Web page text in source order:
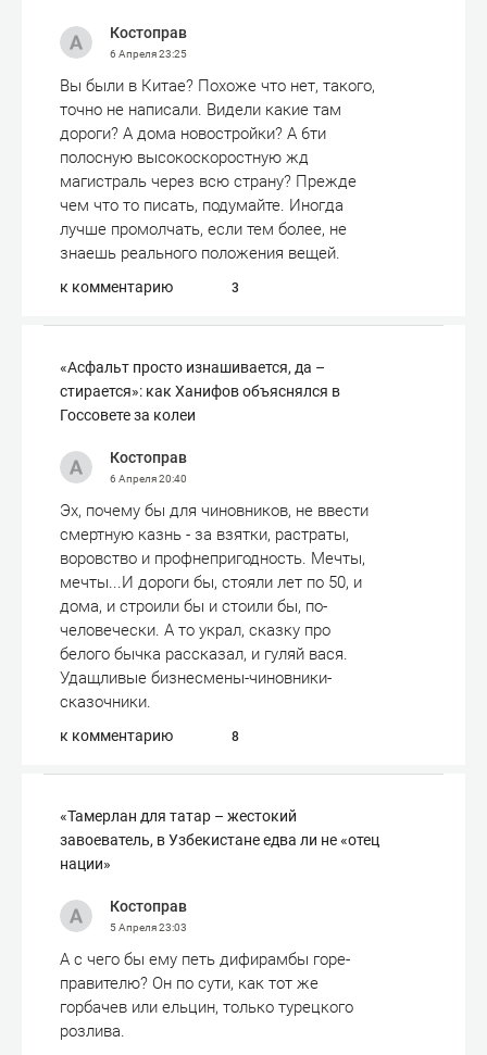
Костоправ
6 Апреля23:25
Вы были в Китае? Похоже что нет, такого,
точно не написали. Видели какие там
дороги? А дома новостройки? А 6ти
полосную высокоскоростную жд
магистраль через всю страну? Прежде
чем что то писать, подумайте. Иногда
лучше промолчать, если тем более, не
знаешь реального положения вещей.
к комментарию 3
«Асфальт просто изнашивается, да –
стирается»: как Ханифов объяснялся в
Госсовете за колеи
Костоправ
6 Апреля20:40
Эх, почему бы для чиновников, не ввести
смертную казнь - за взятки, растраты,
воровство и профнепригодность. Мечты,
мечты...И дороги бы, стояли лет по 50, и
дома, и строили бы и стоили бы, по-
человечески. А то украл, сказку про
белого бычка рассказал, и гуляй вася.
Удащливые бизнесмены-чиновники-
сказочники.
к комментарию 8
«Тамерлан для татар – жестокий
завоеватель, в Узбекистане едва ли не «отец
нации»
Костоправ
5 Апреля23:03
А с чего бы ему петь дифирамбы горе-
правителю? Он по сути, как тот же
горбачев или ельцин, только турецкого
розлива.